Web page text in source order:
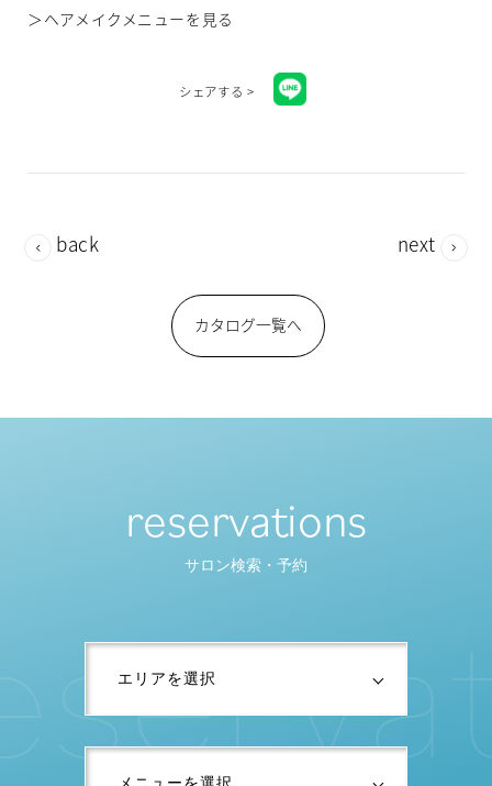
＞ ヘアメイクメニューを見る
シェアする >
back
カタログ一覧へ
next
reservations
サロン検索・予約
serva